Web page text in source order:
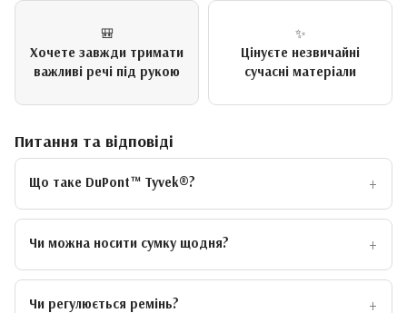
🎒
Хочете завжди тримати
важливі речі під рукою
✨
Цінуєте незвичайні
сучасні матеріали
Питання та відповіді
Що таке DuPont™ Tyvek®?
Чи можна носити сумку щодня?
Чи регулюється ремінь?